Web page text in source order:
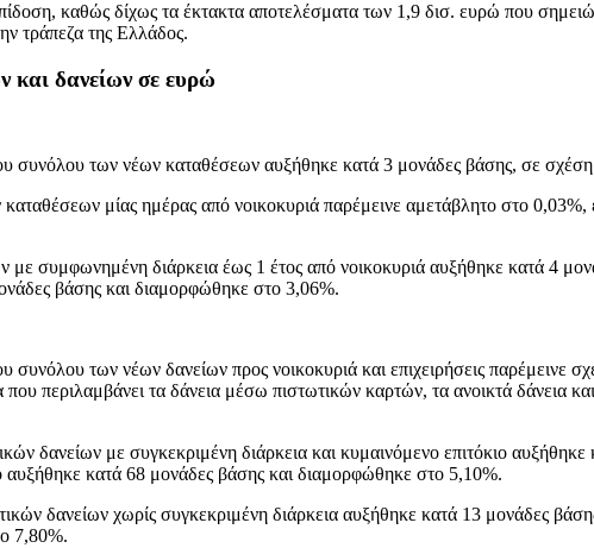
καθώς δίχως τα έκτακτα αποτελέσματα των 1,9 δισ. ευρώ που
τράπεζα της Ελλάδος.
και δανείων σε ευρώ
συνόλου των νέων καταθέσεων αυξήθηκε κατά 3 μονάδες βάσης, σε
καταθέσεων μίας ημέρας από νοικοκυριά παρέμεινε αμετάβλητο στο
με συμφωνημένη διάρκεια έως 1 έτος από νοικοκυριά αυξήθηκε κατά 4
βάσης και διαμορφώθηκε στο 3,06%.
συνόλου των νέων δανείων προς νοικοκυριά και επιχειρήσεις
που περιλαμβάνει τα δάνεια μέσω πιστωτικών καρτών, τα ανοικτά δάνεια
δανείων με συγκεκριμένη διάρκεια και κυμαινόμενο επιτόκιο
αυξήθηκε κατά 68 μονάδες βάσης και διαμορφώθηκε στο 5,10%.
δανείων χωρίς συγκεκριμένη διάρκεια αυξήθηκε κατά 13 μονάδες
7,80%.